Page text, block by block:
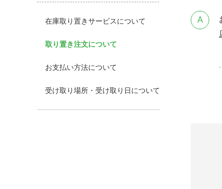
A
在庫取り置きサービスについて
取り置き注文について
お支払い方法について
受け取り場所・受け取り日について